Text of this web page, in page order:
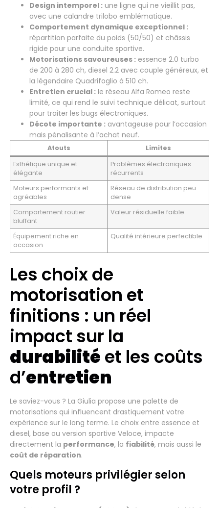
Design intemporel : une ligne qui ne vieillit pas,
avec une calandre trilobo emblématique.
Comportement dynamique exceptionnel :
répartition parfaite du poids (50/50) et châssis
rigide pour une conduite sportive.
Motorisations savoureuses : essence 2.0 turbo
de 200 à 280 ch, diesel 2.2 avec couple généreux, et
la légendaire Quadrifoglio à 510 ch.
Entretien crucial : le réseau Alfa Romeo reste
limité, ce qui rend le suivi technique délicat, surtout
pour traiter les bugs électroniques.
Décote importante : avantageuse pour l’occasion
mais pénalisante à l’achat neuf.
Atouts
Limites
Esthétique unique et
élégante
Problèmes électroniques
récurrents
Moteurs performants et
agréables
Réseau de distribution peu
dense
Comportement routier
bluffant
Valeur résiduelle faible
Équipement riche en
occasion
Qualité intérieure perfectible
Les choix de
motorisation et
finitions : un réel
impact sur la
durabilité et les coûts
d’entretien
Le saviez-vous ? La Giulia propose une palette de
motorisations qui influencent drastiquement votre
expérience sur le long terme. Le choix entre essence et
diesel, base ou version sportive Veloce, impacte
directement la performance, la fiabilité, mais aussi le
coût de réparation.
Quels moteurs privilégier selon
votre profil ?